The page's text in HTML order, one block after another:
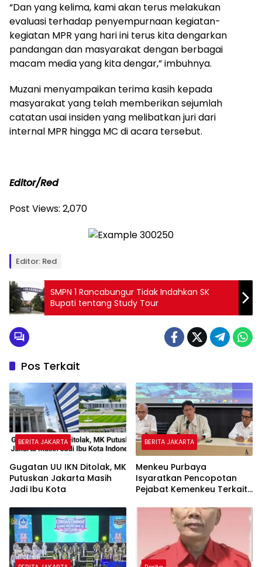
“Dan yang kelima, kami akan terus melakukan
evaluasi terhadap penyempurnaan kegiatan-
kegiatan MPR yang hari ini terus kita dengarkan
pandangan dan masyarakat dengan berbagai
macam media yang kita dengar,” imbuhnya.
Muzani menyampaikan terima kasih kepada
masyarakat yang telah memberikan sejumlah
catatan usai insiden yang melibatkan juri dari
internal MPR hingga MC di acara tersebut.
Editor/Red
Post Views: 2,070
Editor: Red
SMPN 1 Rancabungur Tidak Indahkan SK
Bupati tentang Study Tour
Pos Terkait
BERITA JAKARTA
Gugatan UU IKN Ditolak, MK
Putuskan Jakarta Masih
Jadi Ibu Kota
BERITA JAKARTA
Menkeu Purbaya
Isyaratkan Pencopotan
Pejabat Kemenkeu Terkait
Listrik BGN